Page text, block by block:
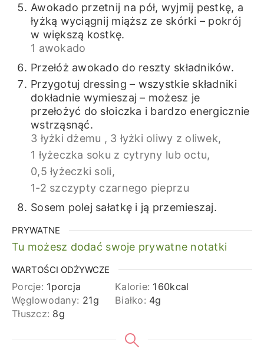
Awokado przetnij na pół, wyjmij pestkę, a
łyżką wyciągnij miąższ ze skórki – pokrój
w większą kostkę.
1 awokado
Przełóż awokado do reszty składników.
Przygotuj dressing – wszystkie składniki
dokładnie wymieszaj – możesz je
przełożyć do słoiczka i bardzo energicznie
wstrząsnąć.
3 łyżki dżemu , 3 łyżki oliwy z oliwek,
1 łyżeczka soku z cytryny lub octu,
0,5 łyżeczki soli,
1-2 szczypty czarnego pieprzu
Sosem polej sałatkę i ją przemieszaj.
PRYWATNE
Tu możesz dodać swoje prywatne notatki
WARTOŚCI ODŻYWCZE
Porcje: 1porcja Kalorie: 160kcal
Węglowodany: 21g Białko: 4g
Tłuszcz: 8g